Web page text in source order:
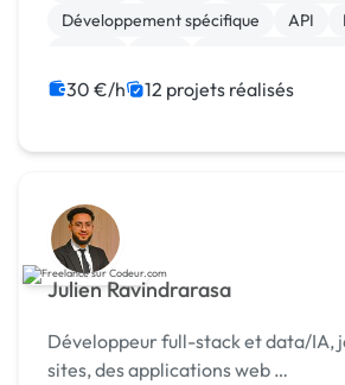
Développement spécifique
API
WordPress
30 €/h 12 projets réalisés
Julien Ravindrarasa
Développeur full-stack et data/IA,
sites, des applications web …